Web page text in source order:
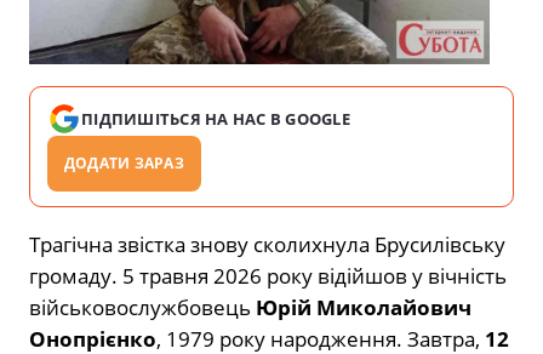
ПІДПИШІТЬСЯ НА НАС В GOOGLE
ДОДАТИ ЗАРАЗ
Трагічна звістка знову сколихнула Брусилівську
громаду. 5 травня 2026 року відійшов у вічність
військовослужбовець Юрій Миколайович
Онопрієнко, 1979 року народження. Завтра, 12